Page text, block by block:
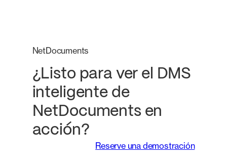
NetDocuments
¿Listo para ver el DMS
inteligente de
NetDocuments en
acción?
Reserve una demostración